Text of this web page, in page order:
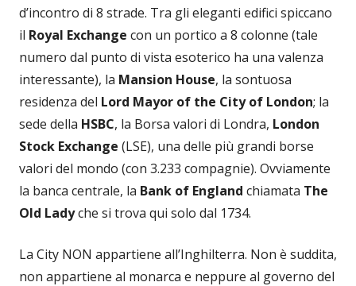
d’incontro di 8 strade. Tra gli eleganti edifici spiccano
il Royal Exchange con un portico a 8 colonne (tale
numero dal punto di vista esoterico ha una valenza
interessante), la Mansion House, la sontuosa
residenza del Lord Mayor of the City of London; la
sede della HSBC, la Borsa valori di Londra, London
Stock Exchange (LSE), una delle più grandi borse
valori del mondo (con 3.233 compagnie). Ovviamente
la banca centrale, la Bank of England chiamata The
Old Ladyche si trova qui solo dal 1734.
La City NON appartiene all’Inghilterra. Non è suddita,
non appartiene al monarca e neppure al governo del